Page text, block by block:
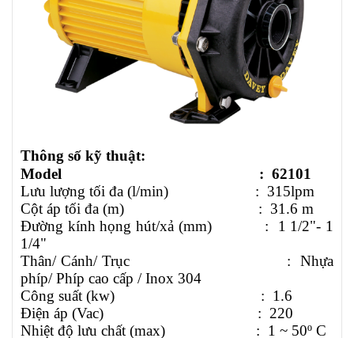
Thông số kỹ thuật:
Model : 62101
Lưu lượng tối đa (l/min) : 315lpm
Cột áp tối đa (m) : 31.6 m
Đường kính họng hút/xả (mm) :
1 1/2"- 1
1/4"
Thân/ Cánh/ Trục : Nhựa
phíp/ Phíp cao cấp / Inox 304
Công suất (kw) : 1.6
Điện áp (Vac) : 220
Nhiệt độ lưu chất (max) : 1 ~ 50º C